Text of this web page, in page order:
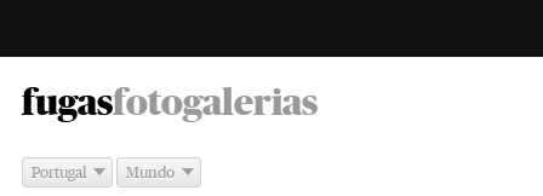
fugas -
fotogalerias
Portugal Mundo